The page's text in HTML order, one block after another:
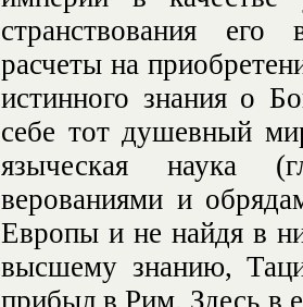
странствования
расчеты на
истинного знания о
себе тот душевный
языческая наука
верованиями и
Европы и не найдя в
высшему знанию,
прибыл в Рим. Здесь в